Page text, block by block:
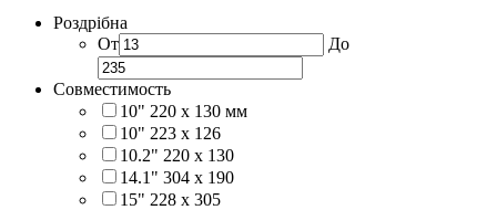
Роздрібна
От
До
Совместимость
10" 220 x 130 мм
10" 223 x 126
10.2" 220 x 130
14.1" 304 х 190
15" 228 x 305